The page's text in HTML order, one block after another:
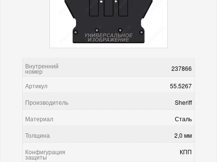
Внутренний
номер 237866
Артикул
55.5267
Производитель
Sheriff
Материал
Сталь
Толщина
2,0 мм
Конфигурация
защиты
КПП